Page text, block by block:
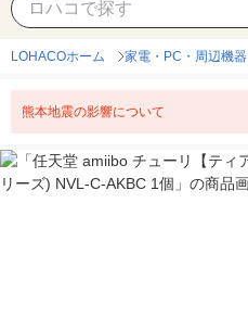
LOHACOホーム 家電・PC・周辺機器
熊本地震の影響について